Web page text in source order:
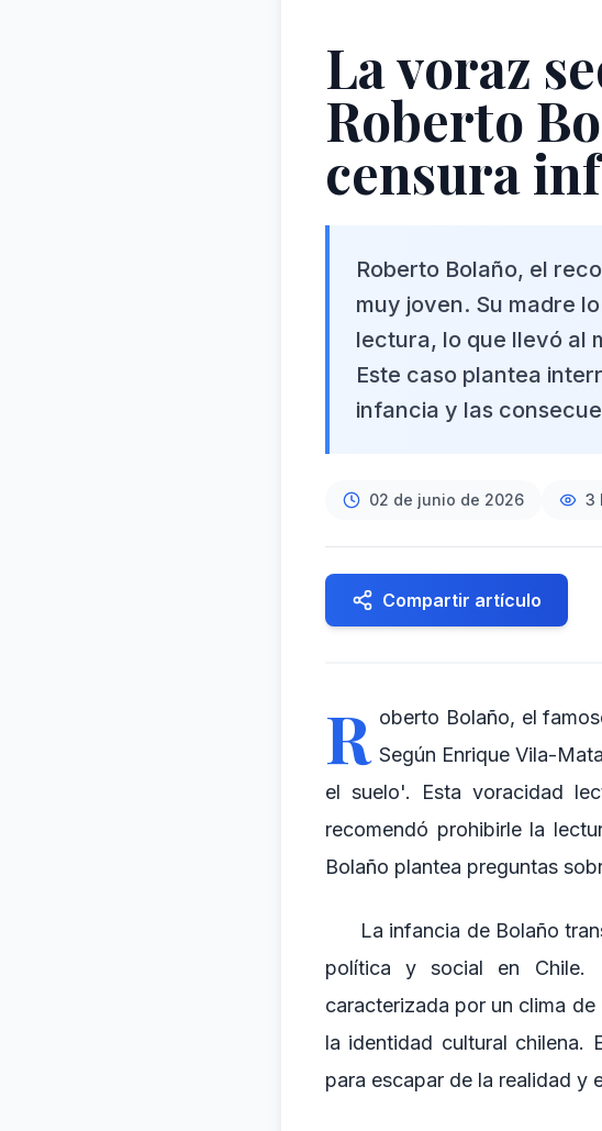
La voraz
Roberto
censura
Roberto Bolaño, el
muy joven. Su madre
lectura, lo que llevó al
Este caso plantea
infancia y las
02 de junio de 2026 3
Compartir artículo
R oberto Bolaño, el
Según Enrique Vila-
el suelo'. Esta voracidad
recomendó prohibirle la
Bolaño plantea preguntas
La infancia de Bolaño
política y social en Chile.
caracterizada por un clima
la identidad cultural chilena.
para escapar de la realidad y